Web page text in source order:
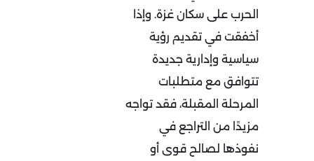
الحرب على سكان غزة. وإذا
أخفقت في تقديم رؤية
سياسية وإدارية جديدة
تتوافق مع متطلبات
المرحلة المقبلة، فقد تواجه
مزيدًا من التراجع في
نفوذها لصالح قوى أو